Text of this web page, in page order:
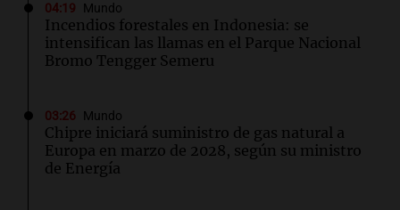
04:19 Mundo
Incendios forestales en Indonesia: se
intensifican las llamas en el Parque Nacional
Bromo Tengger Semeru
03:26 Mundo
Chipre iniciará suministro de gas natural a
Europa en marzo de 2028, según su ministro
de Energía